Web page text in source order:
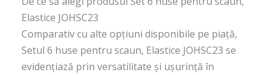
Elastice JOHSC23
Comparativ cu alte opțiuni disponibile pe piață,
Setul 6 huse pentru scaun, Elastice JOHSC23 se
evidențiază prin versatilitate și ușurință în